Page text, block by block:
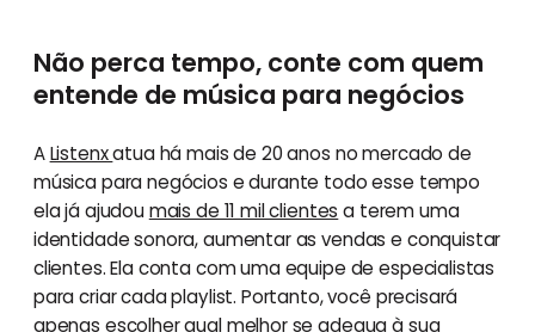
Não perca tempo, conte com quem
entende de música para negócios
AListenxatua há mais de 20 anos no mercado de
música para negócios e durante todo esse tempo
ela já ajudoumais de 11 mil clientes a terem uma
identidade sonora, aumentar as vendas e conquistar
clientes. Ela conta com uma equipe de especialistas
para criar cada playlist. Portanto, você precisará
apenas escolher qual melhor se adequa à sua